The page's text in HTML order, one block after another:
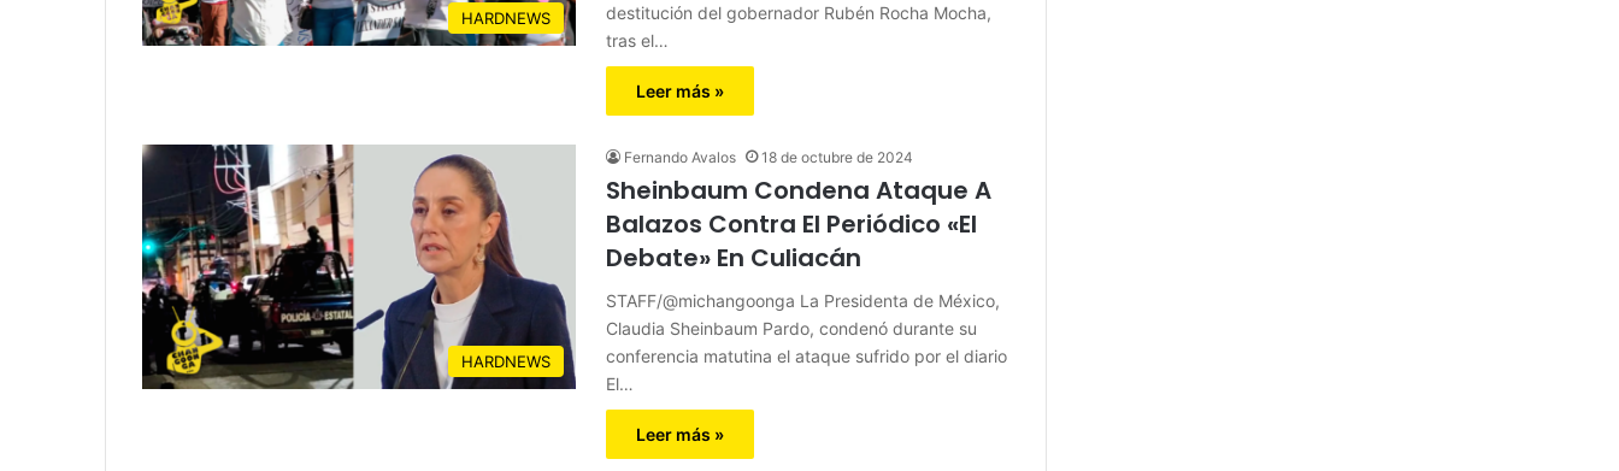
HARDNEWS
destitución del gobernador Rubén Rocha Mocha,
tras el…
Leer más »
HARDNEWS
Fernando Avalos 18 de octubre de 2024
Sheinbaum Condena Ataque A
Balazos Contra El Periódico «El
Debate» En Culiacán
STAFF/@michangoonga La Presidenta de México,
Claudia Sheinbaum Pardo, condenó durante su
conferencia matutina el ataque sufrido por el diario
El…
Leer más »